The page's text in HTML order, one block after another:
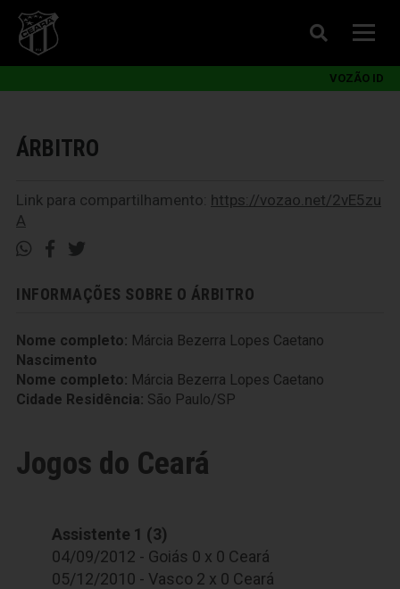
VOZÃO ID
ÁRBITRO
Link para compartilhamento: https://vozao.net/2vE5zu
A
INFORMAÇÕES SOBRE O ÁRBITRO
Nome completo: Márcia Bezerra Lopes Caetano
Nascimento
Nome completo: Márcia Bezerra Lopes Caetano
Cidade Residência: São Paulo/SP
Jogos do Ceará
Assistente 1 (3)
04/09/2012 - Goiás 0 x 0 Ceará
05/12/2010 - Vasco 2 x 0 Ceará